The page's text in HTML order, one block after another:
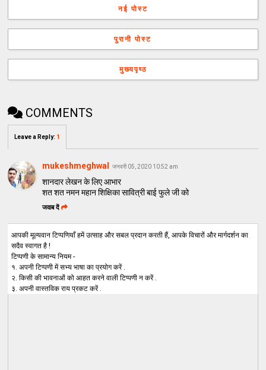
नई पोस्ट
पुरानी पोस्ट
मुख्यपृष्ठ
COMMENTS
Leave a Reply: 1
mukeshmeghwal जनवरी 05, 2020 10:52 am
शानदार लेखन के लिए आभार
शत शत नमन महान शिक्षिका सावित्री बाई फुले जी को
जवाब दें
आपकी मूल्यवान टिप्पणियाँ हमें उत्साह और सबल प्रदान करती हैं, आपके विचारों और मार्गदर्शन का
सदैव स्वागत है !
टिप्पणी के सामान्य नियम -
१. अपनी टिप्पणी में सभ्य भाषा का प्रयोग करें .
२. किसी की भावनाओं को आहत करने वाली टिप्पणी न करें .
३. अपनी वास्तविक राय प्रकट करें .